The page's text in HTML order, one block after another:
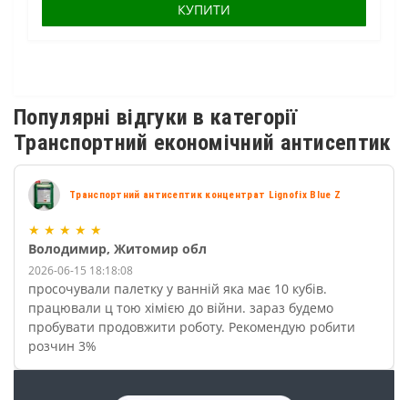
КУПИТИ
Популярні відгуки в категорії
Транспортний економічний антисептик
Транспортний антисептик концентрат Lignofix Blue Z
★ ★ ★ ★ ★
Володимир, Житомир обл
2026-06-15 18:18:08
просочували палетку у ванній яка має 10 кубів.
працювали ц тою хімією до війни. зараз будемо
пробувати продовжити роботу. Рекомендую робити
розчин 3%